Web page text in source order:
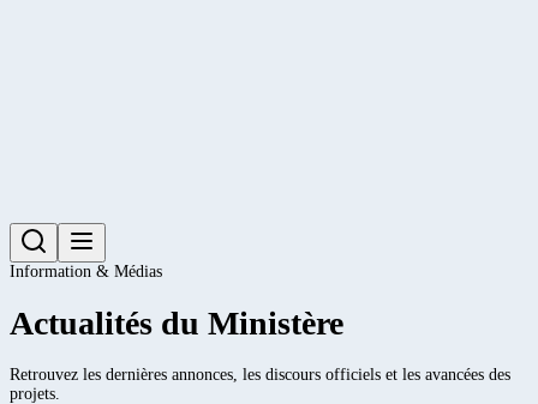
Information & Médias
Actualités du Ministère
Retrouvez les dernières annonces, les discours officiels et les avancées des
projets.